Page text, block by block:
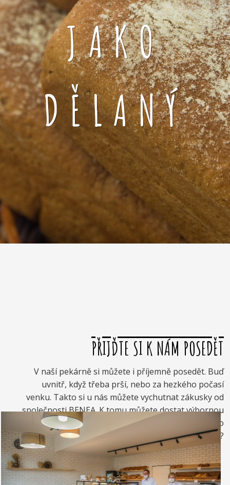
JAKO
DĚLANÝ
PŘIJĎTE SI K NÁM POSEDĚT
V naší pekárně si můžete i příjemně posedět. Buď
uvnitř, když třeba prší, nebo za hezkého počasí
venku. Takto si u nás můžete vychutnat zákusky od
společnosti BENEA. K tomu můžete dostat výbornou
kávou. Nebo si raději dáte zrmzlinový pohár nebo
vynikající točenou zmrzlinu?